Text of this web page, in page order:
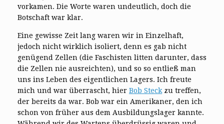
vorkamen. Die Worte waren undeutlich, doch die
Botschaft war klar.
Eine gewisse Zeit lang waren wir in Einzelhaft,
jedoch nicht wirklich isoliert, denn es gab nicht
genügend Zellen (die Faschisten litten darunter, dass
die Zellen nie ausreichten), und so so entließ man
uns ins Leben des eigentlichen Lagers. Ich freute
mich und war überrascht, hier Bob Steck zu treffen,
der bereits da war. Bob war ein Amerikaner, den ich
schon von früher aus dem Ausbildungslager kannte.